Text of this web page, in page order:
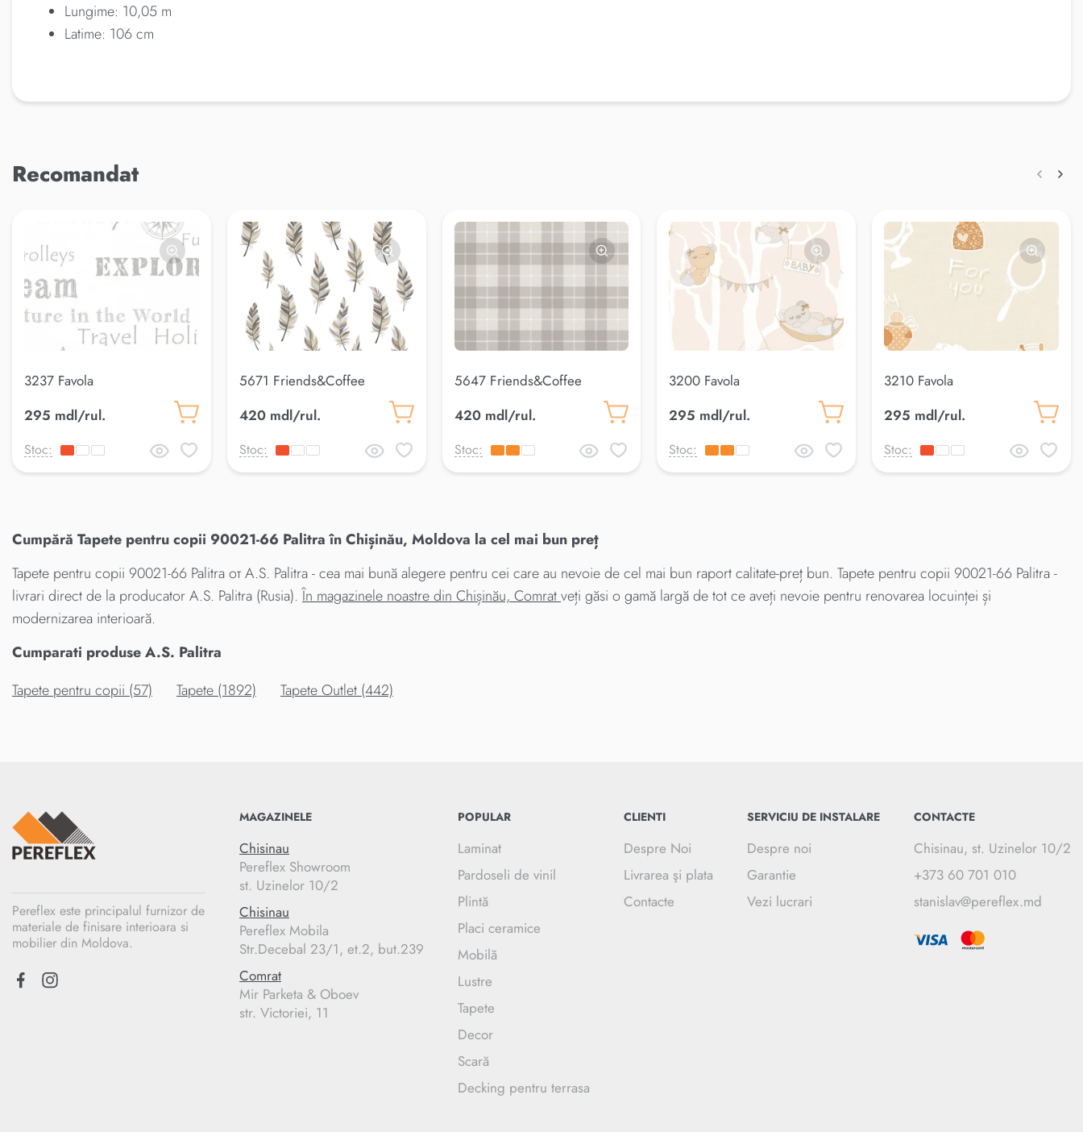
Lungime: 10,05 m
Latime: 106 cm
Recomandat
3237 Favola
295 mdl/rul.
Stoc:
5671 Friends&Coffee
420 mdl/rul.
Stoc:
5647 Friends&Coffee
420 mdl/rul.
Stoc:
3200 Favola
295 mdl/rul.
Stoc:
3210 Favola
295 mdl/rul.
Stoc:
Cumpără Tapete pentru copii 90021-66 Palitra în Chișinău, Moldova la cel mai bun preț
Tapete pentru copii 90021-66 Palitra от A.S. Palitra - cea mai bună alegere pentru cei care au nevoie de cel mai bun raport calitate-preț bun. Tapete pentru copii 90021-66 Palitra -
livrari direct de la producator A.S. Palitra (Rusia).În magazinele noastre din Chișinău, Comratveți găsi o gamă largă de tot ce aveți nevoie pentru renovarea locuinței și
modernizarea interioară.
Cumparati produse A.S. Palitra
Tapete pentru copii (57)
Tapete (1892) Tapete Outlet (442)
Pereflex este principalul furnizor de
materiale de finisare interioara si
mobilier din Moldova.
MAGAZINELE
Chisinau
Pereflex Showroom
st. Uzinelor 10/2
Chisinau
Pereflex Mobila
Str.Decebal 23/1, et.2, but.239
Comrat
Mir Parketa & Oboev
str. Victoriei, 11
POPULAR
Laminat
Pardoseli de vinil
Plintă
Placi ceramice
Mobilă
Lustre
Tapete
Decor
Scară
Decking pentru terrasa
CLIENTI
Despre Noi
Livrarea şi plata
Contacte
SERVICIU DE INSTALARE
Despre noi
Garantie
Vezi lucrari
CONTACTE
Chisinau, st. Uzinelor 10/2
+373 60 701 010
stanislav@pereflex.md